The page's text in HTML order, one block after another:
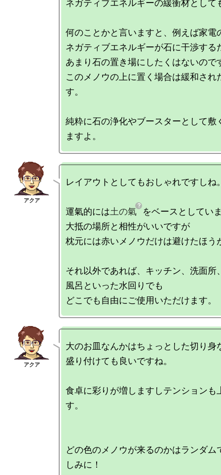
ネガティブエネルギーの緩衝材として
何のことかと言いますと、例えば家電
ネガティブエネルギーが石に干渉する
あまり石の置き場にしたくはないので
このメノウの上に置く場合は緩和され
す。
純粋に石の浄化やブースターとして敷
レイアウトとしてもおしゃれですしね
運氣的には土の氣
をベースとしてい
大抵の場所と相性がいいですが
枕元には赤いメノウだけは避けたほう
それ以外であれば、キッチン、洗面所
風呂といった水回りでも
大のお皿なんかはちょっとした切り身
盛り付けても良いですね。
食卓に彩りが増しますしテンションも
す。
どの色のメノウが来るのかはランダム